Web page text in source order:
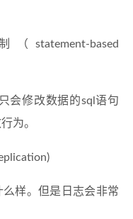
statement-based
会修改数据的sql语句
为。
样。但是日志会非常